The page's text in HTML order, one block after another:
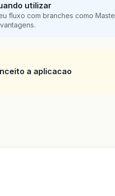
utilizar
fluxo com branches como
a aplicacao